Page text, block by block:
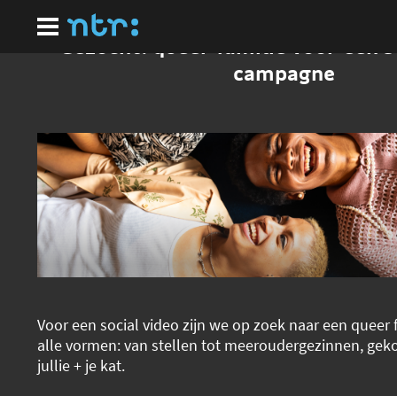
hoofdinhoud
Gezocht: queer familie voor een
campagne
Voor een social video zijn we op zoek naar een queer
alle vormen: van stellen tot meeroudergezinnen,
jullie + je kat.